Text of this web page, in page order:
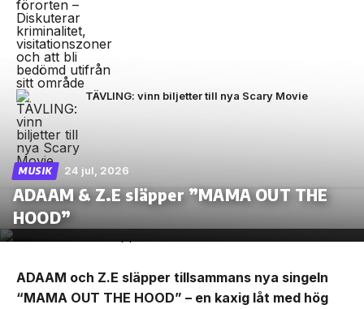
TÄVLING: vinn biljetter till nya Scary Movie
MUSIK 24 jul, 2026
ADAAM & Z.E släpper ”MAMA OUT THE
HOOD”
ADAAM och Z.E släpper tillsammans nya singeln
“MAMA OUT THE HOOD” – en kaxig låt med hög